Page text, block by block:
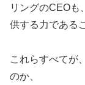
リングのCEOも
供する力である
これらすべてが
のか、